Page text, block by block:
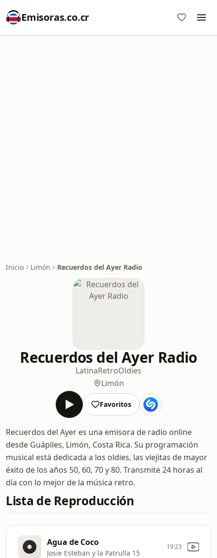
Emisoras.co.cr
Inicio Limón Recuerdos del Ayer Radio
Recuerdos del Ayer Radio
LatinaRetroOldies
Limón
Favoritos
Recuerdos del Ayer es una emisora de radio online
desde Guápiles, Limón, Costa Rica. Su programación
musical está dedicada a los oldies, las viejitas de mayor
éxito de los años 50, 60, 70 y 80. Transmite 24 horas al
día con lo mejor de la música retro.
Lista de Reproducción
Agua de Coco
Josie Esteban y la Patrulla 15
19:23